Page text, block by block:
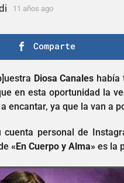
11 años ago
a
o
Comparte
Diosa Canales había
en esta oportunidad la
encantar, ya que la van a
cuenta personal de
«En Cuerpo y Alma» es la